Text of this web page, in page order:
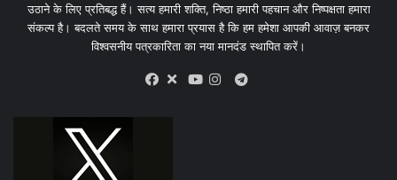
उठाने के लिए प्रतिबद्ध हैं। सत्य हमारी शक्ति, निष्ठा हमारी पहचान और निष्पक्षता हमारा
संकल्प है। बदलते समय के साथ हमारा प्रयास है कि हम हमेशा आपकी आवाज़ बनकर
विश्वसनीय पत्रकारिता का नया मानदंड स्थापित करें।
X
Telegram